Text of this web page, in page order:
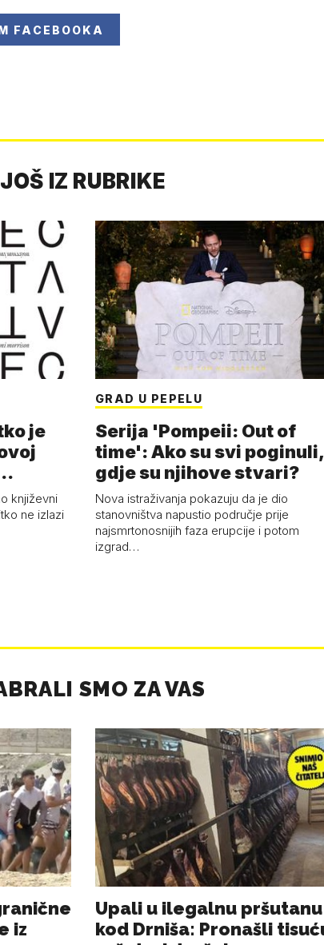
FACEBOOKA
JOŠ IZ RUBRIKE
je
književni
ne izlazi
GRAD U PEPELU
Serija 'Pompeii: Out of
time': Ako su svi poginuli,
gdje su njihove stvari?
Nova istraživanja pokazuju da je dio
stanovništva napustio područje prije
najsmrtonosnijih faza erupcije i potom
izgrad…